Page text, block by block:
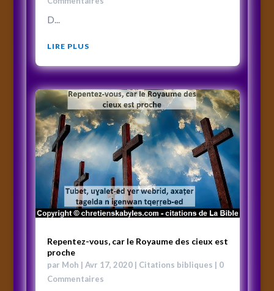
D...
LIRE PLUS
Repentez-vous, car le Royaume des cieux est
proche
par Moh | Avr 17, 2020| Citations bibliques | 0
Commentaires